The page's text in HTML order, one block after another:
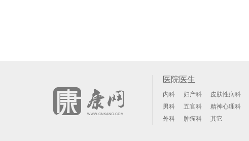
医院医生
内科 妇产科 皮肤性病科
男科
五官科 精神心理科
外科
肿瘤科 其它